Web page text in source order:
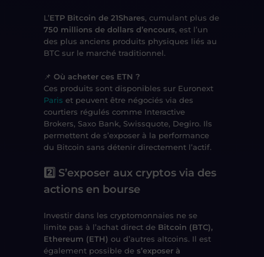
L’ETP Bitcoin de 21Shares, cumulant plus de
750 millions de dollars d’encours, est l’un
des plus anciens produits physiques liés au
BTC sur le marché traditionnel.
📌 Où acheter ces ETN ?
Ces produits sont disponibles sur Euronext
Paris et peuvent être négociés via des
courtiers régulés comme Interactive
Brokers, Saxo Bank, Swissquote, Degiro. Ils
permettent de s’exposer à la performance
du Bitcoin sans détenir directement l’actif.
2️⃣ S’exposer aux cryptos via des
actions en bourse
Investir dans les cryptomonnaies ne se
limite pas à l’achat direct de Bitcoin (BTC),
Ethereum (ETH) ou d’autres altcoins. Il est
également possible de s’exposer à